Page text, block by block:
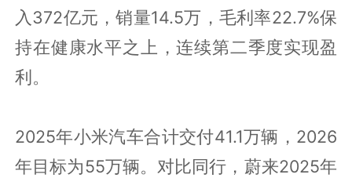
入372亿元，销量14.5万，毛利率22.7%保
持在健康水平之上，连续第二季度实现盈
利。
2025年小米汽车合计交付41.1万辆，2026
年目标为55万辆。对比同行，蔚来2025年